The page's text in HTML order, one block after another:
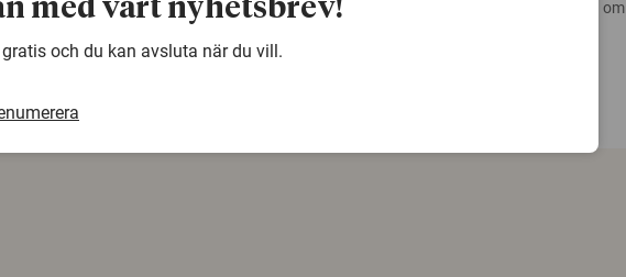
Denna artikel är några år gammal och det kan finnas nyare forskning om
med vårt nyhetsbrev!
gratis och du kan avsluta när du vill.